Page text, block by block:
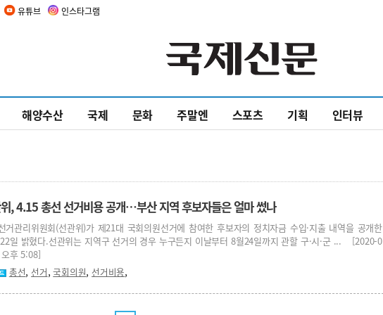
유튜브 인스타그램
해양수산 국제 문화 주말엔 스포츠 기획 인터뷰
, 4.15 총선 선거비용 공개…부산 지역 후보자들은 얼마 썼나
거관리위원회(선관위)가 제21대 국회의원선거에 참여한 후보자의 정치자금 수입·지출 내역을 공개한
일 밝혔다.선관위는 지역구 선거의 경우 누구든지 이날부터 8월24일까지 관할 구·시·군 ... [2020-0
후 5:08]
총선, 선거,국회의원, 선거비용,